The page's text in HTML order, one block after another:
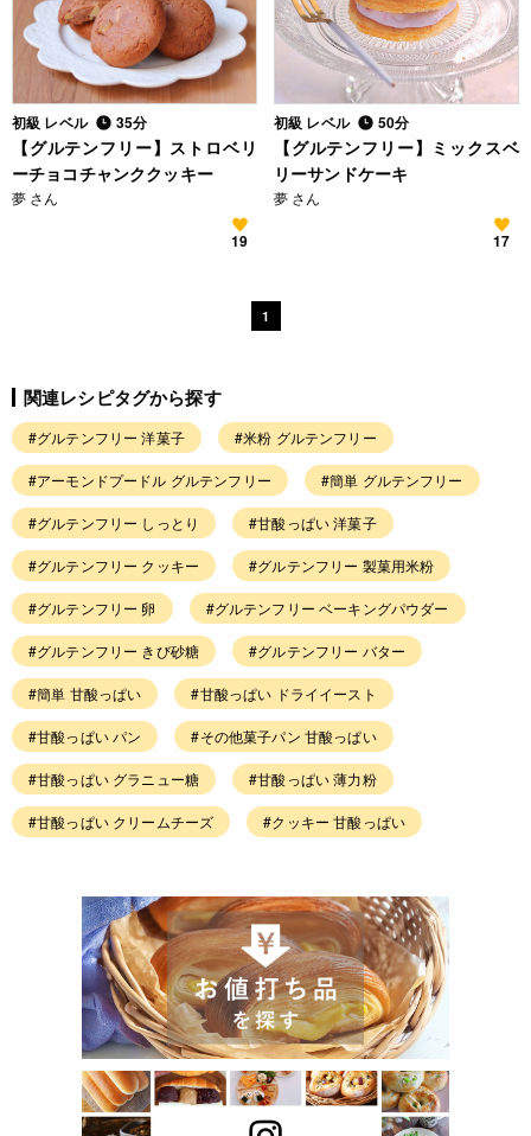
初級 レベル 35分
【グルテンフリー】ストロベリ
ーチョコチャンククッキー
夢 さん
19
初級 レベル 50分
【グルテンフリー】ミックスベ
リーサンドケーキ
夢 さん
17
1
関連レシピタグから探す
#グルテンフリー 洋菓子 #米粉 グルテンフリー
#アーモンドプードル グルテンフリー #簡単 グルテンフリー
#グルテンフリー しっとり #甘酸っぱい 洋菓子
#グルテンフリー クッキー #グルテンフリー 製菓用米粉
#グルテンフリー 卵 #グルテンフリー ベーキングパウダー
#グルテンフリー きび砂糖 #グルテンフリー バター
#簡単 甘酸っぱい #甘酸っぱい ドライイースト
#甘酸っぱい パン #その他菓子パン 甘酸っぱい
#甘酸っぱい グラニュー糖 #甘酸っぱい 薄力粉
#甘酸っぱい クリームチーズ #クッキー 甘酸っぱい